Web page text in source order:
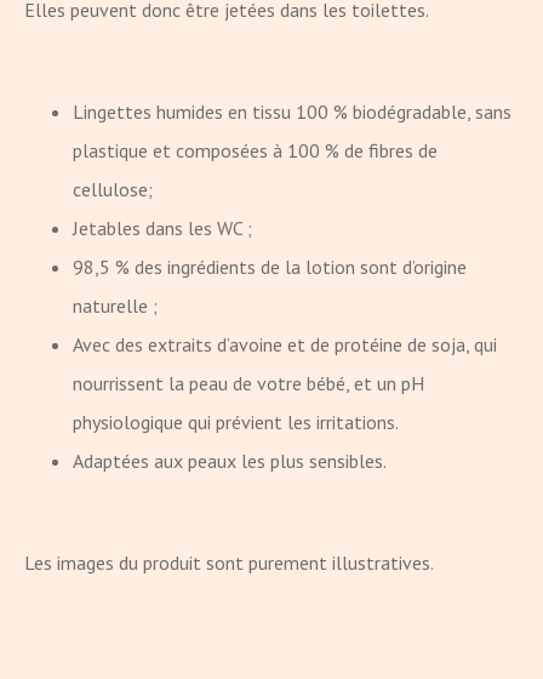
Elles peuvent donc être jetées dans les toilettes.
Lingettes humides en tissu 100 % biodégradable, sans
plastique et composées à 100 % de fibres de
cellulose;
Jetables dans les WC ;
98,5 % des ingrédients de la lotion sont d’origine
naturelle ;
Avec des extraits d’avoine et de protéine de soja, qui
nourrissent la peau de votre bébé, et un pH
physiologique qui prévient les irritations.
Adaptées aux peaux les plus sensibles.
Les images du produit sont purement illustratives.